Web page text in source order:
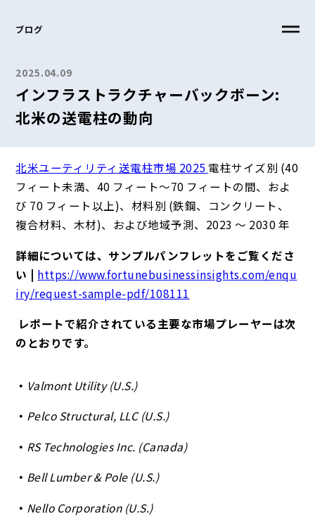
ブログ
2025.04.09
インフラストラクチャーバックボーン:
北米の送電柱の動向
北米ユーティリティ送電柱市場 2025 電柱サイズ別 (40
フィート未満、40 フィート～70 フィートの間、およ
び 70 フィート以上)、材料別 (鉄鋼、コンクリート、
複合材料、木材)、および地域予測、2023 ～ 2030 年
詳細については、サンプルパンフレットをご覧くださ
い | https://www.fortunebusinessinsights.com/enqu
iry/request-sample-pdf/108111
レポートで紹介されている主要な市場プレーヤーは次
のとおりです。
Valmont Utility (U.S.)
Pelco Structural, LLC (U.S.)
RS Technologies Inc. (Canada)
Bell Lumber & Pole (U.S.)
Nello Corporation (U.S.)